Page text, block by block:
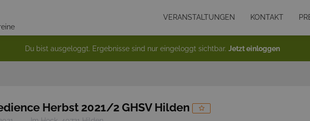
VERANSTALTUNGEN KONTAKT
Du bist ausgeloggt. Ergebnisse sind nur eingeloggt sichtbar. Jetzt einloggen
Herbst 2021/2 GHSV Hilden